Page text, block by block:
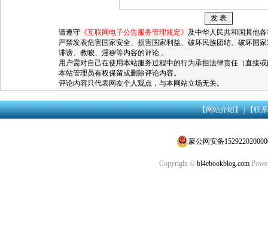
请遵守 《互联网电子公告服务管理规定》 及中华人民共和国其他
严禁发表危害国家安全、损害国家利益、破坏民族团结、破坏国
诽谤、教唆、淫秽等内容的评论 。
用户需对自己在使用本站服务过程中的行为承担法律责任（直接
本站管理员有权保留或删除评论内容。
评论内容只代表网友个人观点，与本网站立场无关。
【网站介绍】|【联
蒙公网安备
Copyright © bl4ebookblog.com